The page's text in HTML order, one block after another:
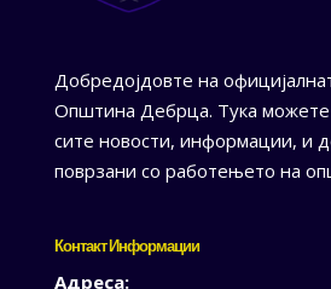
Добредојдовте на
Општина Дебрца. Тука можете
сите новости, информации, и
поврзани со работењето на
Контакт Информации
Адреса: